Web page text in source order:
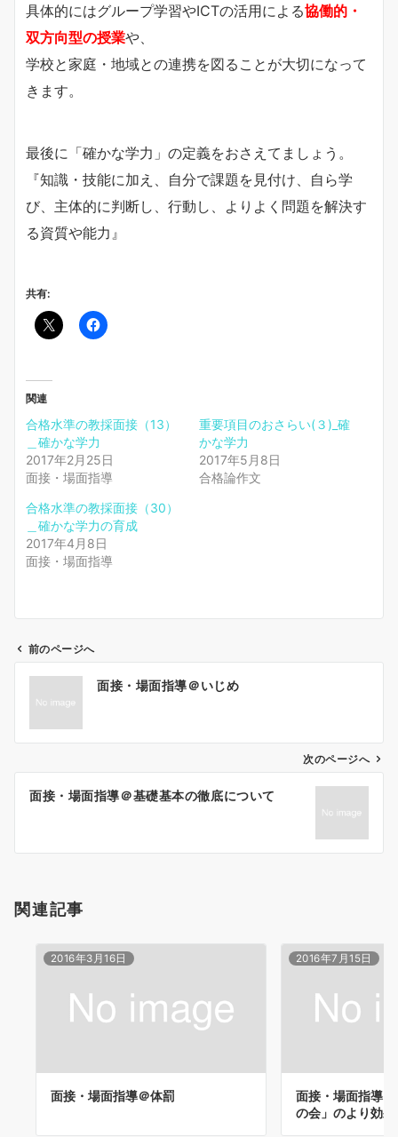
具体的にはグループ学習やICTの活用による協働的・
双方向型の授業や、
学校と家庭・地域との連携を図ることが大切になって
きます。
最後に「確かな学力」の定義をおさえてましょう。
『知識・技能に加え、自分で課題を見付け、自ら学
び、主体的に判断し、行動し、よりよく問題を解決す
る資質や能力』
共有:
関連
合格水準の教採面接（13）
＿確かな学力
2017年2月25日
面接・場面指導
重要項目のおさらい(３)_確
かな学力
2017年5月8日
合格論作文
合格水準の教採面接（30）
＿確かな学力の育成
2017年4月8日
面接・場面指導
ン
前のページへ
面接・場面指導＠いじめ
次のページへ
面接・場面指導＠基礎基本の徹底について
関連記事
2016年3月16日
面接・場面指導＠体罰
2016年7月15日
面接・場面指導
の会」のより効